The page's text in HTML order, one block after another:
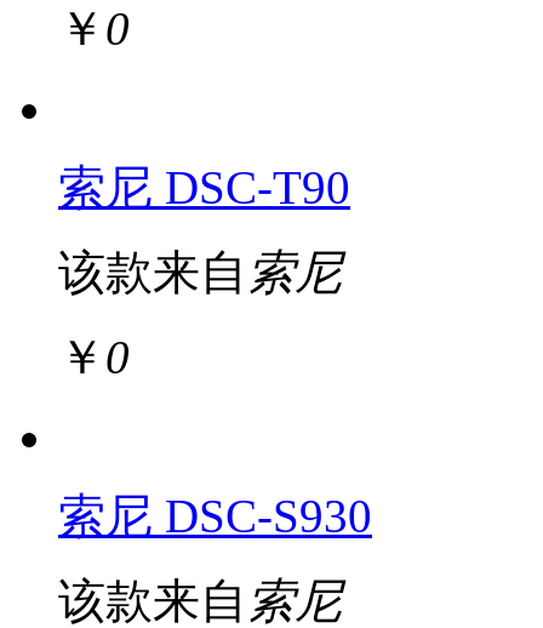
￥ 0
索尼 DSC-T90
该款来自 索尼
￥ 0
索尼 DSC-S930
该款来自 索尼